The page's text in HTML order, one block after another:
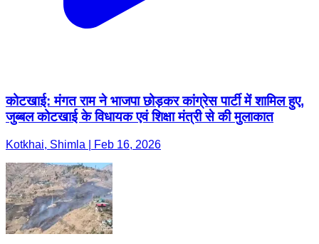
कोटखाई: मंगत राम ने भाजपा छोड़कर कांग्रेस पार्टी में शामिल हुए,
जुब्बल कोटखाई के विधायक एवं शिक्षा मंत्री से की मुलाकात
Kotkhai, Shimla | Feb 16, 2026